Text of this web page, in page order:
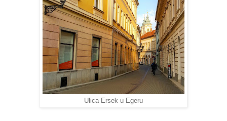
Ulica Ersek u Egeru